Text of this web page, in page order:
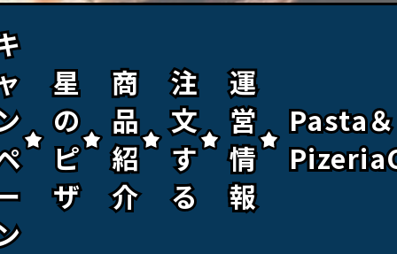
星
の
ピ
ザ
星
の
ピ
ザ
商
品
紹
介
商
品
紹
介
注
文
す
る
注
文
す
る
運
営
情
報
運
営
情
報
Pasta＆
Pasta＆